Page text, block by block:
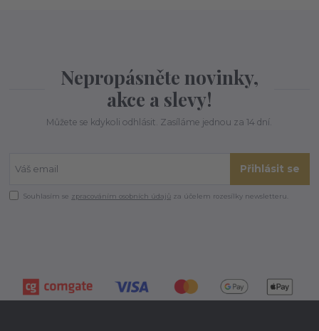
Nepropásněte novinky,
akce a slevy!
Můžete se kdykoli odhlásit. Zasíláme jednou za 14 dní.
Přihlásit se
Souhlasím se zpracováním osobních údajů za účelem rozesílky newsletteru.